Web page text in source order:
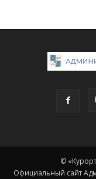
©
Официальный сайт